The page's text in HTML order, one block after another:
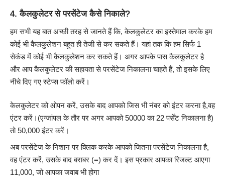
4. कैलकुलेटर से परसेंटेज कैसे निकाले?
हम सभी यह बात अच्छी तरह से जानते हैं कि, केलकुलेटर का इस्तेमाल करके हम
कोई भी कैलकुलेशन बहुत ही तेजी से कर सकते हैं। यहां तक कि हम सिर्फ 1
सेकंड में कोई भी कैलकुलेशन कर सकते हैं। अगर आपके पास कैलकुलेटर है
और आप कैलकुलेटर की सहायता से परसेंटेज निकालना चाहते हैं, तो इसके लिए
नीचे दिए गए स्टेप्स फॉलो करें।
केलकुलेटर को ओपन करें, उसके बाद आपको जिस भी नंबर को इंटर करना है,वह
एंटर करें।(एग्जांपल के तौर पर अगर आपको 50000 का 22 पर्सेंट निकालना है)
तो 50,000 इंटर करें।
अब परसेंटेज के निशान पर क्लिक करके आपको जितना परसेंटेज निकालना है,
वह एंटर करें, उसके बाद बराबर (=) कर दें। इस प्रकार आपका रिजल्ट आएगा
11,000, जो आपका जवाब भी होगा